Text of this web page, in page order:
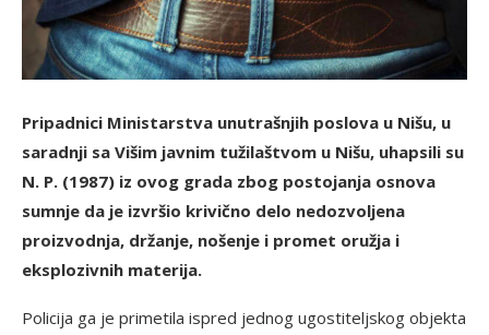
Pripadnici Ministarstva unutrašnjih poslova u Nišu, u
saradnji sa Višim javnim tužilaštvom u Nišu, uhapsili su
N. P. (1987) iz ovog grada zbog postojanja osnova
sumnje da je izvršio krivično delo nedozvolјena
proizvodnja, držanje, nošenje i promet oružja i
eksplozivnih materija.
Policija ga je primetila ispred jednog ugostitelјskog objekta